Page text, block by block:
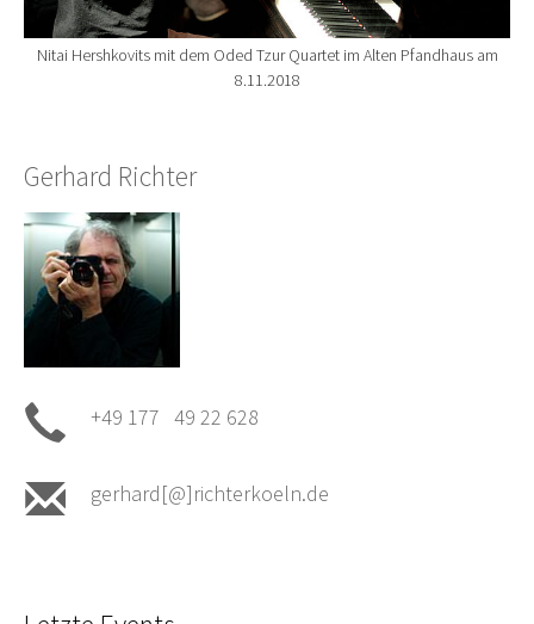
Nitai Hershkovits mit dem Oded Tzur Quartet im Alten Pfandhaus am
8.11.2018
Gerhard Richter
+49 177 49 22 628
gerhard[@]richterkoeln.de